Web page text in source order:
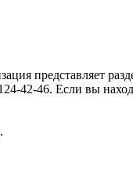
представляет
42-46. Если вы